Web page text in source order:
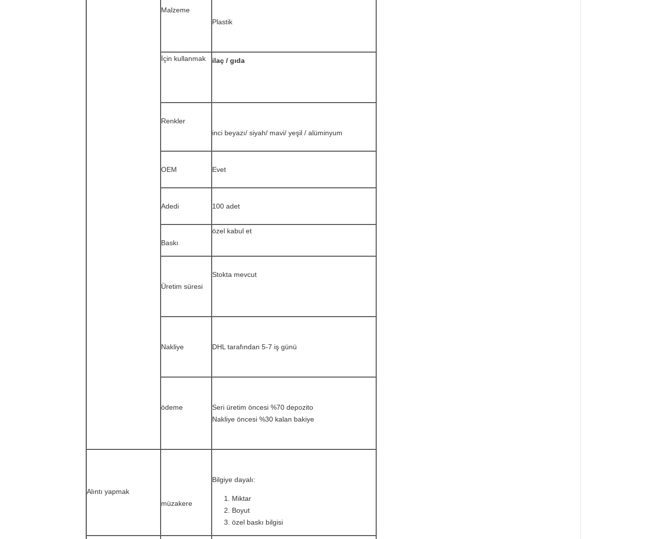
Malzeme
Plastik
İçin kullanmak ilaç / gıda
Renkler
inci beyazı/ siyah/ mavi/ yeşil / alüminyum
OEM Evet
Adedi 100 adet
Baskı
özel kabul et
Üretim süresi
Stokta mevcut
Nakliye DHL tarafından 5-7 iş günü
ödeme
Seri üretim öncesi %70 depozito
Nakliye öncesi %30 kalan bakiye
Alıntı yapmak
müzakere
Bilgiye dayalı:
Miktar
Boyut
özel baskı bilgisi